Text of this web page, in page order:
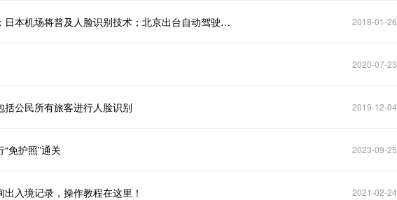
电影《比特币》即将开拍；日本机场将普及人脸识别技术；北京出台自动驾驶新规 2018-01-26
2020-07-23
公民所有旅客进行人脸识别 2019-12-04
免护照”通关 2023-09-25
入境记录，操作教程在这里！ 2021-02-24